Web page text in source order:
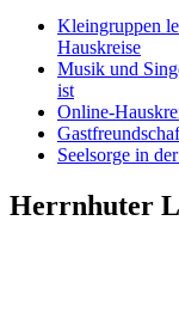
Kleingruppen
Hauskreise
Musik und
ist
Online-
Seelsorge in
Herrnhuter